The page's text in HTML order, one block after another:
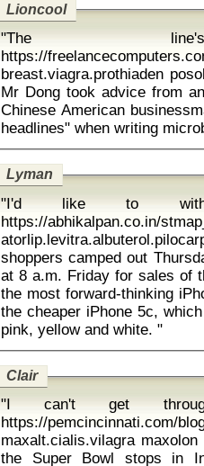
Lioncool
"The
https://
breast.viagra.prothiaden posologia dostinex
Mr Dong took advice from
Chinese American
Lyman
"I'd like to
https://abhikalpan.co.in/
shoppers camped out
at 8 a.m. Friday for sales of
the most forward-thinking
the cheaper iPhone 5c,
pink, yellow and white. "
Clair
"I can't get
https://pemcincinnati.com/
maxalt.cialis.vilagra maxolon injection dose
the Super Bowl stops in